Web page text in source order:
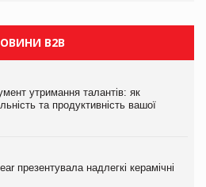
B2B
утримання талантів: як
та продуктивність вашої
презентувала надлегкі керамічні